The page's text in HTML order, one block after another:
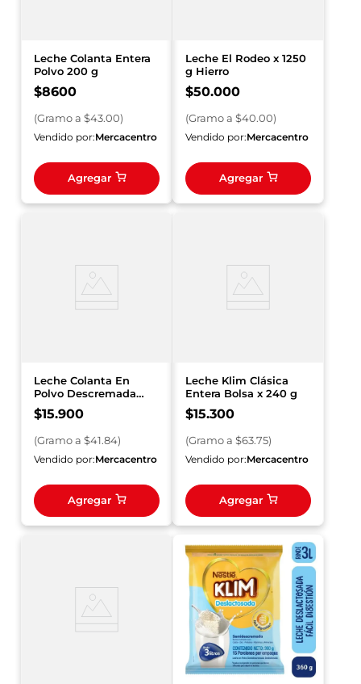
Leche Colanta Entera
Polvo 200 g
$8600
(Gramoa $43.00)
Vendido por:Mercacentro
Agregar
Leche El Rodeo x 1250
g Hierro
$50.000
(Gramoa $40.00)
Vendido por:Mercacentro
Agregar
Leche Colanta En
Polvo Descremada
$15.900
(Gramoa $41.84)
Vendido por:Mercacentro
Agregar
Leche Klim Clásica
Entera Bolsa x 240 g
$15.300
(Gramoa $63.75)
Vendido por:Mercacentro
Agregar